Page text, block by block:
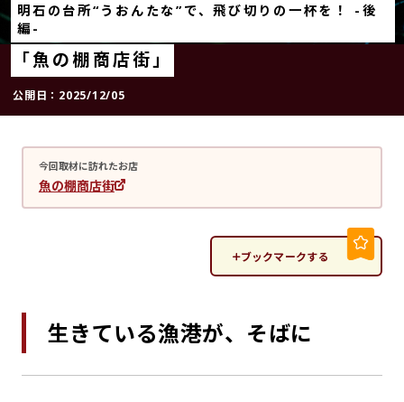
明石の台所“うおんたな”で、飛び切りの一杯を！ -後
編-
「魚の棚商店街」
公開日： 2025/12/05
今回取材に訪れたお店
魚の棚商店街
ブックマークする
生きている漁港が、そばに